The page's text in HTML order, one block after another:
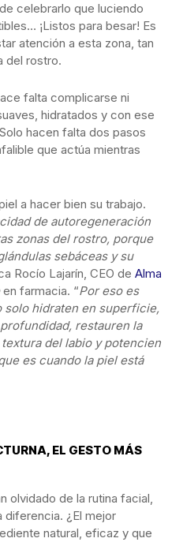
celebrarlo que luciendo
¡Listos para besar! Es
atención a esta zona, tan
del rostro.
falta complicarse ni
hidratados y con ese
hacen falta dos pasos
que actúa mientras
a hacer bien su trabajo.
de autoregeneración
zonas del rostro, porque
sebáceas y su
Rocío Lajarín, CEO de Alma
en farmacia. “Por eso es
solo hidraten en superficie,
restauren la
del labio y potencien
es cuando la piel está
EL GESTO MÁS
olvidado de la rutina facial,
diferencia. ¿El mejor
natural, eficaz y que